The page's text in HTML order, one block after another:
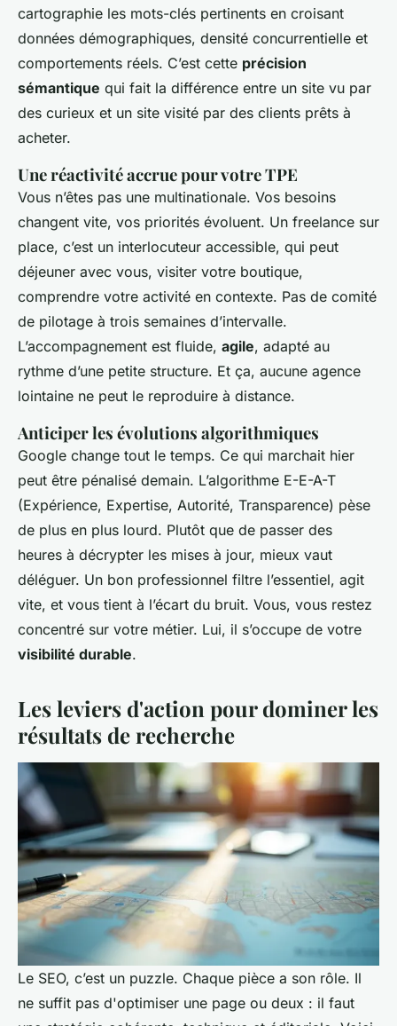
cartographie les mots-clés pertinents en croisant
données démographiques, densité concurrentielle et
comportements réels. C’est cette précision
sémantique qui fait la différence entre un site vu par
des curieux et un site visité par des clients prêts à
acheter.
Une réactivité accrue pour votre TPE
Vous n’êtes pas une multinationale. Vos besoins
changent vite, vos priorités évoluent. Un freelance sur
place, c’est un interlocuteur accessible, qui peut
déjeuner avec vous, visiter votre boutique,
comprendre votre activité en contexte. Pas de comité
de pilotage à trois semaines d’intervalle.
L’accompagnement est fluide, agile, adapté au
rythme d’une petite structure. Et ça, aucune agence
lointaine ne peut le reproduire à distance.
Anticiper les évolutions algorithmiques
Google change tout le temps. Ce qui marchait hier
peut être pénalisé demain. L’algorithme E-E-A-T
(Expérience, Expertise, Autorité, Transparence) pèse
de plus en plus lourd. Plutôt que de passer des
heures à décrypter les mises à jour, mieux vaut
déléguer. Un bon professionnel filtre l’essentiel, agit
vite, et vous tient à l’écart du bruit. Vous, vous restez
concentré sur votre métier. Lui, il s’occupe de votre
visibilité durable.
Les leviers d'action pour dominer les
résultats de recherche
Le SEO, c’est un puzzle. Chaque pièce a son rôle. Il
ne suffit pas d'optimiser une page ou deux : il faut